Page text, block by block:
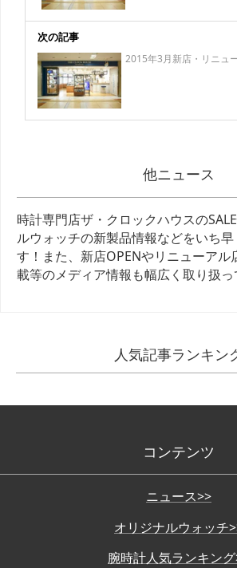
次の記事
2015年3月新店・リニュ
他ニュース
時計専門店ザ・クロックハウスの
ルウォッチの新製品情報などをいち
す！また、新店OPENやリニューアル
載等のメディア情報も幅広く取り扱っ
人気記事ランキン
コンテンツ
ニュース>>
オリジナルウォッチ
腕時計人気ランキン